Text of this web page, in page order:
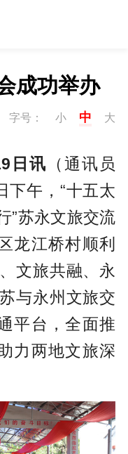
成功举办
字号： 小 中 大
日讯 （通讯员
下午，“十五太
”苏永文旅交流
龙江桥村顺利
文旅共融、永
与永州文旅交
平台，全面推
力两地文旅深